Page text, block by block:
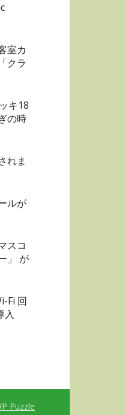
室カ
クラ
キ18
の時
れま
ルが
スコ
」 が
Fi 回
入
Puzzle